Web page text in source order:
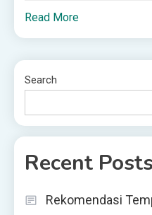
Read More
Search
Recent Posts
Rekomendasi